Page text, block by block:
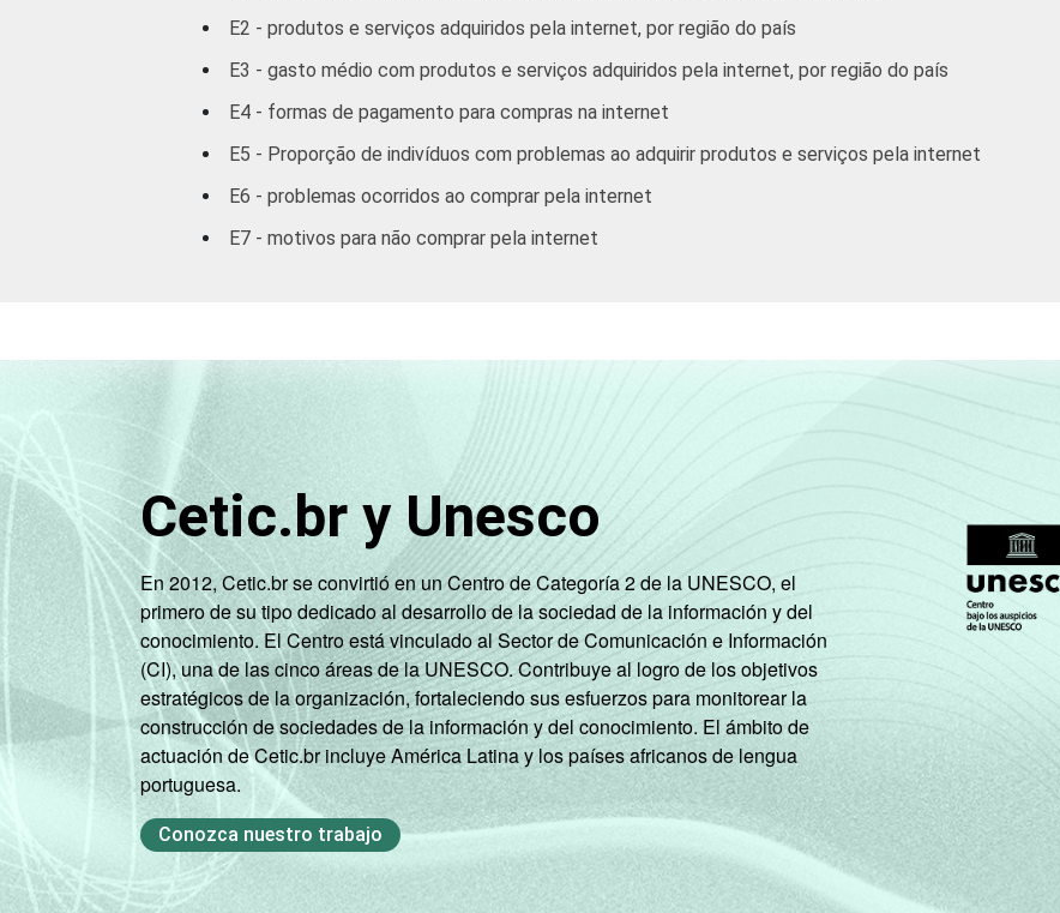
R$1801 OU MAIS
GRAU DE INSTRUÇÃO
completo
completo
Médio
incompleto
Médio
Universitário
incompleto
Universitário
E2 - produtos e serviços adquiridos pela internet, por região do país
E3 - gasto médio com produtos e serviços adquiridos pela internet, por região do país
E4 - formas de pagamento para compras na internet
E5 - Proporção de indivíduos com problemas ao adquirir produtos e serviços pela internet
E6 - problemas ocorridos ao comprar pela internet
E7 - motivos para não comprar pela internet
Cetic.br y Unesco
En 2012, Cetic.br se convirtió en un Centro de Categoría 2 de la UNESCO, el
primero de su tipo dedicado al desarrollo de la sociedad de la información y del
conocimiento. El Centro está vinculado al Sector de Comunicación e Información
(CI), una de las cinco áreas de la UNESCO. Contribuye al logro de los objetivos
estratégicos de la organización, fortaleciendo sus esfuerzos para monitorear la
construcción de sociedades de la información y del conocimiento. El ámbito de
actuación de Cetic.br incluye América Latina y los países africanos de lengua
portuguesa.
Conozca nuestro trabajo